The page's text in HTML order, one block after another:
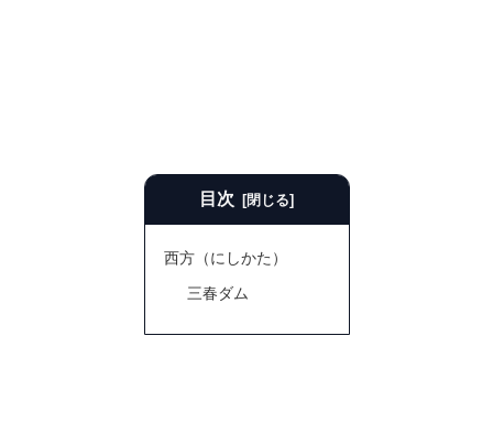
目次
西方（にしかた）
三春ダム